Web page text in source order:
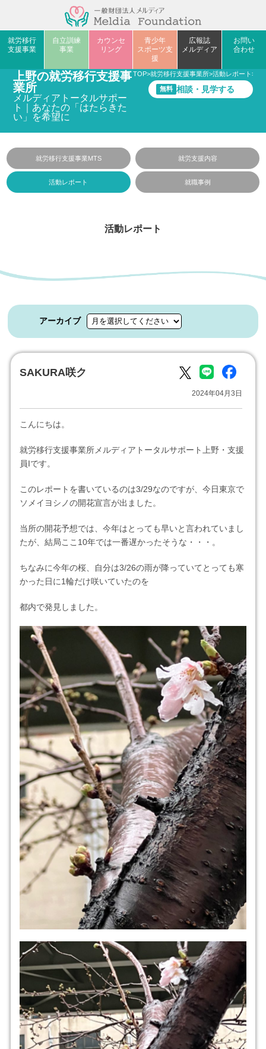
就労移行
支援事業
自立訓練
事業
カウンセ
リング
青少年
スポーツ支
援
広報誌
メルディア
お問い
合わせ
上野の就労移行支援事
業所
メルディアトータルサポー
ト｜あなたの「はたらきた
い」を希望に
TOP>就労移行支援事業所>活動レポート>
無料 相談・見学する
就労移行支援事業MTS 就労支援内容
活動レポート 就職事例
活動レポート
アーカイブ
SAKURA咲ク
2024年04月3日
こんにちは。
就労移行支援事業所メルディアトータルサポート上野・支援
員Iです。
このレポートを書いているのは3/29なのですが、今日東京で
ソメイヨシノの開花宣言が出ました。
当所の開花予想では、今年はとっても早いと言われていまし
たが、結局ここ10年では一番遅かったそうな・・・。
ちなみに今年の桜、自分は3/26の雨が降っていてとっても寒
かった日に1輪だけ咲いていたのを
都内で発見しました。